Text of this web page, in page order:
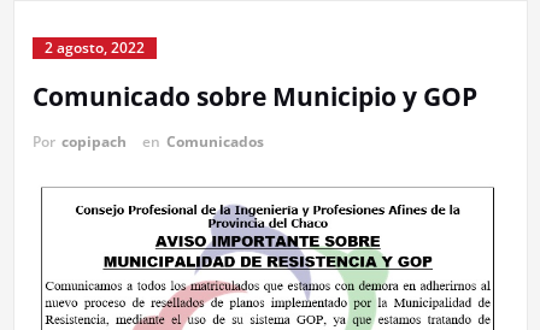
2 agosto, 2022
Comunicado sobre Municipio y GOP
Por copipach en Comunicados